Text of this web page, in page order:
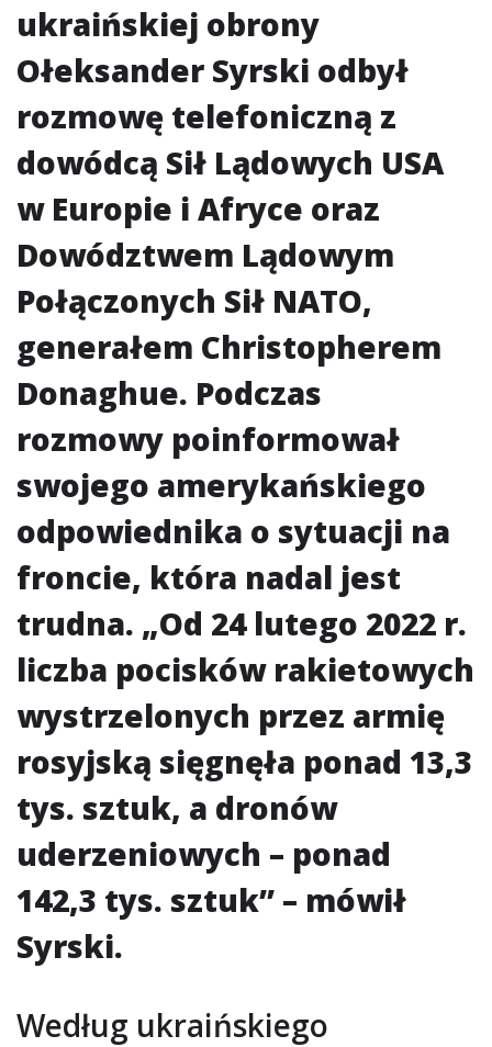
ukraińskiej obrony
Ołeksander Syrski odbył
rozmowę telefoniczną z
dowódcą Sił Lądowych USA
w Europie i Afryce oraz
Dowództwem Lądowym
Połączonych Sił NATO,
generałem Christopherem
Donaghue. Podczas
rozmowy poinformował
swojego amerykańskiego
odpowiednika o sytuacji na
froncie, która nadal jest
trudna. „Od 24 lutego 2022 r.
liczba pocisków rakietowych
wystrzelonych przez armię
rosyjską sięgnęła ponad 13,3
tys. sztuk, a dronów
uderzeniowych – ponad
142,3 tys. sztuk” – mówił
Syrski.
Według ukraińskiego